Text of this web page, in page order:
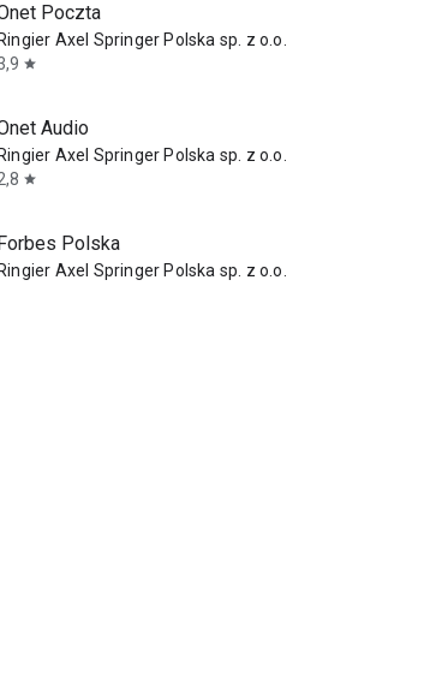
Poczta
Ringier Axel Springer Polska sp. z o.o.
star
Audio
Ringier Axel Springer Polska sp. z o.o.
star
Polska
Ringier Axel Springer Polska sp. z o.o.